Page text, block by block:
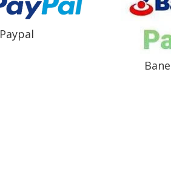
Paypal